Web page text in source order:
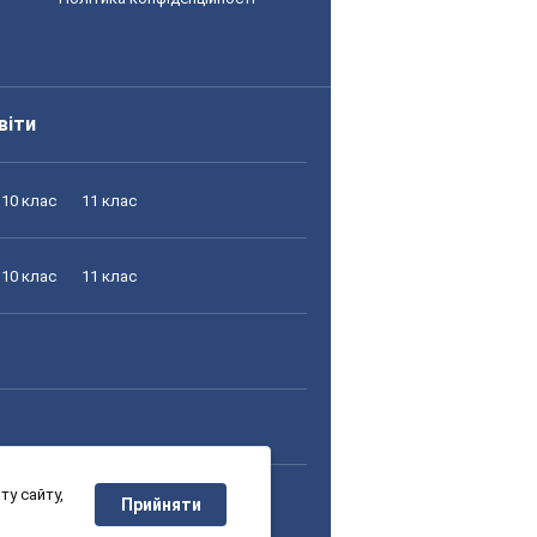
10 клас 11 клас
10 клас 11 клас
10 клас 11 клас
сайту,
Прийняти